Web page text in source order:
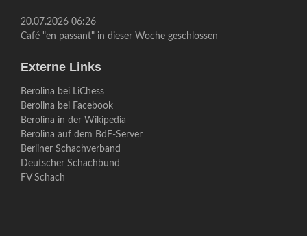
20.07.2026 06:26
Café "en passant" in dieser Woche geschlossen
Externe Links
Berolina bei LiChess
Berolina bei Facebook
Berolina in der Wikipedia
Berolina auf dem BdF-Server
Berliner Schachverband
Deutscher Schachbund
FV Schach